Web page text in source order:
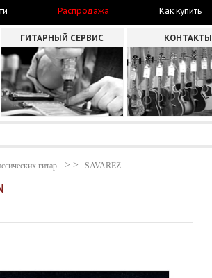
Распродажа Как купить
ГИТАРНЫЙ СЕРВИС КОНТАКТЫ
гитар SAVAREZ